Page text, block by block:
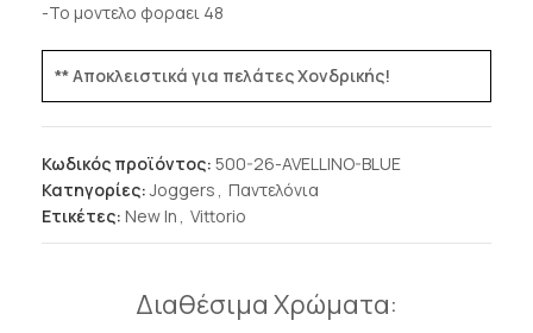
-Το μοντελο φοραει 48
** Αποκλειστικά για πελάτες Χονδρικής!
Κωδικός προϊόντος: 500-26-AVELLINO-BLUE
Κατηγορίες: Joggers , Παντελόνια
Ετικέτες: New In , Vittorio
Διαθέσιμα Χρώματα: